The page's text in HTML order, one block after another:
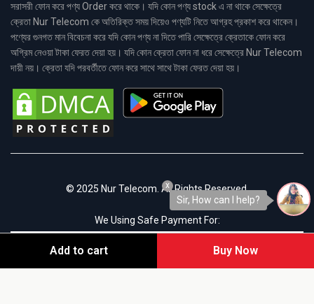
সরাসরী ফোন করে পণ্য Order করে থাকে। যদি কোন পণ্য stock এ না থাকে সেক্ষেত্রে
ক্রেতা Nur Telecom কে অতিরিক্ত সময় দিয়েও পণ্যটি নিতে আগ্রহ প্রকাশ করে থাকেন।
পণ্যের গুনগত মান বিবেচনা করে যদি কোন পণ্য না দিতে পারি সেক্ষেত্রে ক্রেতাকে ফোন করে
অগ্রিম নেওয়া টাকা ফেরত দেয়া হয়। যদি কোন ক্রেতা ফোন না ধরে সেক্ষেত্রে Nur Telecom
দায়ী নয়। ক্রেতা যদি পরবর্তীতে ফোন করে সাথে সাথে টাকা ফেরত দেয়া হয়।
© 2025 Nur Telecom. All Rights Reserved.
We Using Safe Payment For:
Add to cart Buy Now
Sir, How can I help?
x